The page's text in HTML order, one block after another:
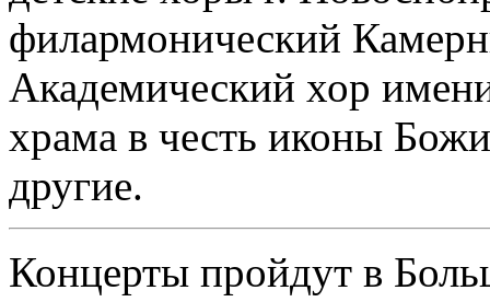
филармонический
Академический хор
храма в честь иконы
другие.
Концерты пройдут в